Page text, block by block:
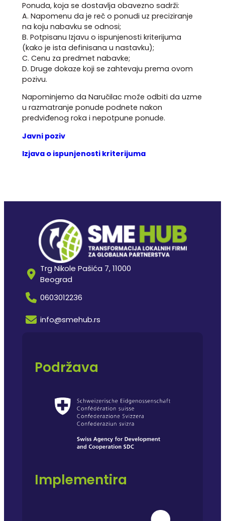
Ponuda, koja se dostavlja obavezno sadrži:
A. Napomenu da je reč o ponudi uz preciziranje
na koju nabavku se odnosi;
B. Potpisanu Izjavu o ispunjenosti kriterijuma
(kako je ista definisana u nastavku);
C. Cenu za predmet nabavke;
D. Druge dokaze koji se zahtevaju prema ovom
pozivu.
Napominjemo da Naručilac može odbiti da uzme
u razmatranje ponude podnete nakon
predviđenog roka i nepotpune ponude.
Javni poziv
Izjava o ispunjenosti kriterijuma
Trg Nikole Pašića 7, 11000
Beograd
0603012236
info@smehub.rs
Podržava
Implementira